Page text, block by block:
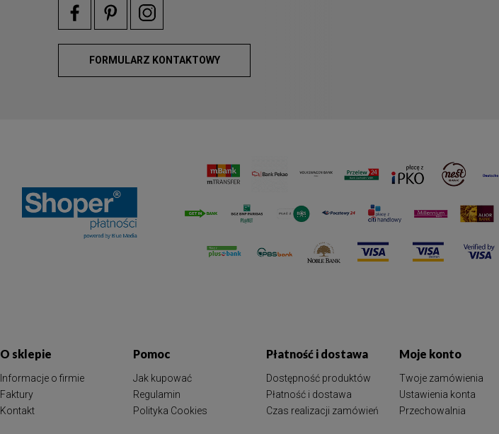
FORMULARZ KONTAKTOWY
O sklepie
Informacje o firmie
Faktury
Kontakt
Pomoc
Jak kupować
Regulamin
Polityka Cookies
Płatność i dostawa
Dostępność produktów
Płatność i dostawa
Czas realizacji zamówień
Moje konto
Twoje zamówienia
Ustawienia konta
Przechowalnia